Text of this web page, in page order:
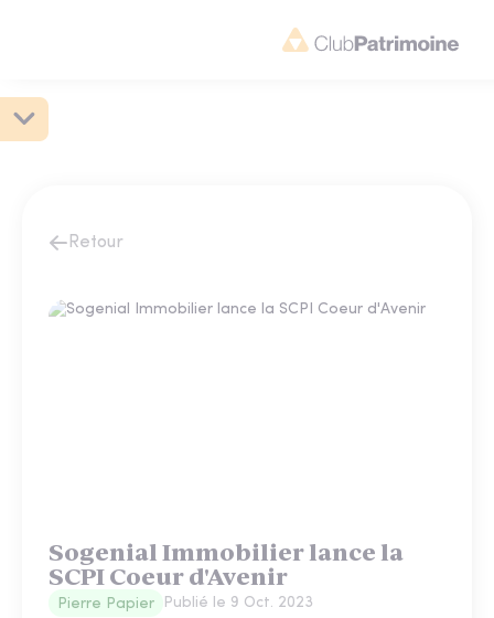
Retour
Sogenial Immobilier lance la
SCPI Coeur d'Avenir
Pierre Papier Publié le 9 Oct. 2023